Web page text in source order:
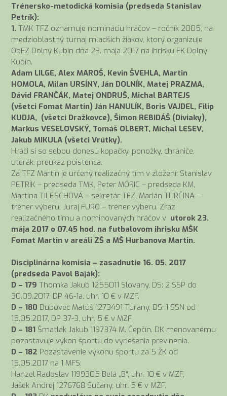
Trénersko-metodická komisia (predseda Stanislav
Petrík):
1. TMK TFZ oznamuje nomináciu hráčov – ročník 2005, na
medzioblastný turnaj mladších žiakov, ktorý organizuje
ObFZ Dolný Kubín dňa 23. mája 2017 na ihrisku FK Dolný
Kubín.
Adam LILGE, Alex MAROŠ, Kevin ŠVEHLA, Martin
HOMOLA, Milan URSÍNY, Ján DOLNÍK, Matej PRAZMA,
Dávid FRANČÁK, Matej ONDRUŠ, Michal BARTEJS
(všetci Fomat Martin) Ján HANULÍK, Boris VAJDEL, Filip
KUDJA, (všetci Dražkovce), Šimon REBIDÁŠ (Diviaky),
Markus VESELOVSKÝ, Tomáš OLBERT, Michal LESEV,
Jakub MIKULA (všetci Vrútky).
Hráči si so sebou donesú kopačky, ponožky, chrániče,
uterák, preukaz poistenca.
Za TFZ Martin je určený realizačný tím v zložení: Stanislav
PETRÍK – predseda TMK, Peter MÓRIC – predseda KM,
Martina TILESCHOVÁ – sekretár TFZ, Marián TURČINA –
tréner výberu, Juraj FURO – tréner výberu. Zraz
realizačného tímu a nominovaných hráčov v utorok 23.
mája 2017 o 07.45 hod. na futbalovom ihrisku MŠK
Fomat Martin v areáli ZŠ a MŠ Hurbanova Martin.
Disciplinárna komisia – zasadnutie 16. 05. 2017
(predseda Pavol Baják):
D – 179 Thomka Jakub 1255011 Slovany, DS: 2 SSP do
30.09.2017, DP 46-1a, uhr. 10 € v MZF,
D – 180 Dubovec Matúš 1273491 Turany, DS: 1 SSN od
15.05.2017, DP 37-3, uhr. 5 € v MZF,
D – 181 Šmatlák Jakub 1197374 M. Čepčín. DK menovanému
pozastavuje výkon športu do vyriešenia previnenia.
D – 182 Pozastavenie výkonu športu za 5 ŽK od
15.05.2017 na 1 MFS:
Hanzel Radoslav 1199305 Belá „B“, uhr. 10 € v MZF,
Jašek Andrej 1276768 Sučany, uhr. 5 € v MZF,